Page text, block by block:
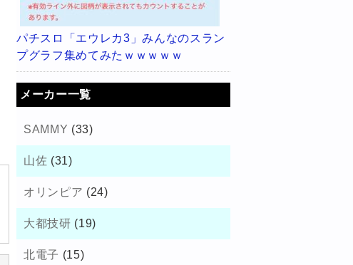
パチスロ「エウレカ3」みんなのスラン
プグラフ集めてみたｗｗｗｗｗ
メーカー一覧
SAMMY (33)
山佐 (31)
オリンピア (24)
大都技研 (19)
北電子 (15)